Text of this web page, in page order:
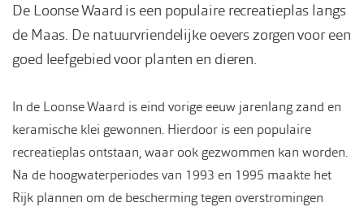
De Loonse Waard is een populaire recreatieplas langs
de Maas. De natuurvriendelijke oevers zorgen voor een
goed leefgebied voor planten en dieren.
In de Loonse Waard is eind vorige eeuw jarenlang zand en
keramische klei gewonnen. Hierdoor is een populaire
recreatieplas ontstaan, waar ook gezwommen kan worden.
Na de hoogwaterperiodes van 1993 en 1995 maakte het
Rijk plannen om de bescherming tegen overstromingen